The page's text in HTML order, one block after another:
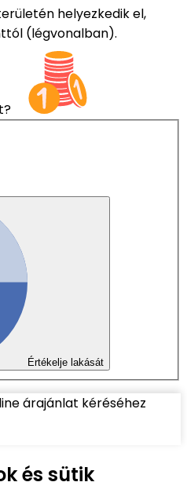
helyezkedik el,
(légvonalban).
Értékelje lakását
árajánlat kéréséhez
és sütik